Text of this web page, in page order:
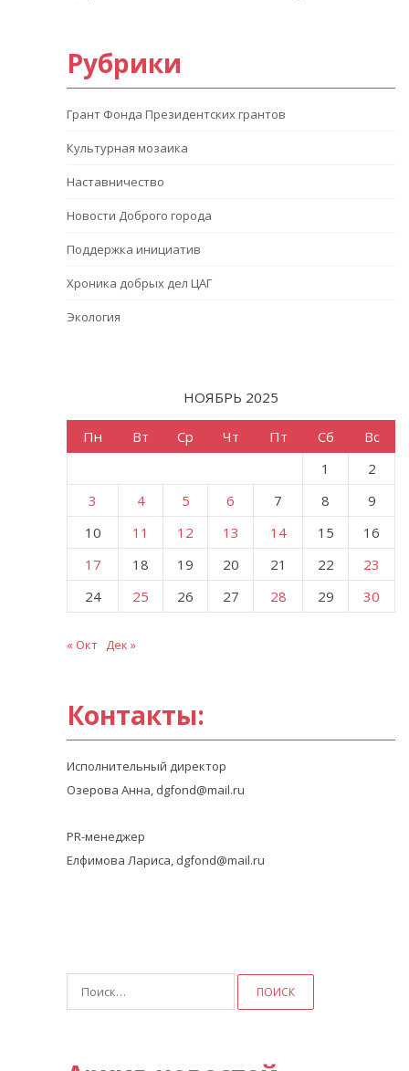
Рубрики
Грант Фонда Президентских грантов
Культурная мозаика
Наставничество
Новости Доброго города
Поддержка инициатив
Хроника добрых дел ЦАГ
Экология
НОЯБРЬ 2025
Пн Вт Ср Чт Пт Сб
Вс
1
2
3
4 5 6 7 8
9
10
11 12 13 14 15
16
17
18 19 20 21 22
23
24
25 26 27 28 29 30
« Окт Дек »
Контакты:
Исполнительный директор
Озерова Анна, dgfond@mail.ru
PR-менеджер
Елфимова Лариса, dgfond@mail.ru